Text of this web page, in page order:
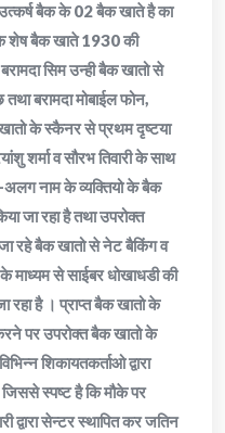
उत्कर्ष बैक के 02 बैक खाते है का
के शेष बैक खाते 1930 की
सिम उन्ही बैक खातो से
बरामदा मोबाईल फोन,
के स्कैनर से प्रथम दृष्टया
शर्मा व सौरभ तिवारी के साथ
नाम के व्यक्तियो के बैक
जा रहा है तथा उपरोक्त
रहे बैक खातो से नेट बैकिंग व
माध्यम से साईबर धोखाधडी की
रहा है । प्राप्त बैक खातो के
पर उपरोक्त बैक खातो के
शिकायतकर्ताओ द्वारा
स्पष्ट है कि मौके पर
द्वारा सेन्टर स्थापित कर जतिन